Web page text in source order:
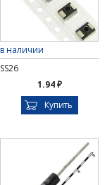
в наличии
SS26
1.94 ₽
Купить